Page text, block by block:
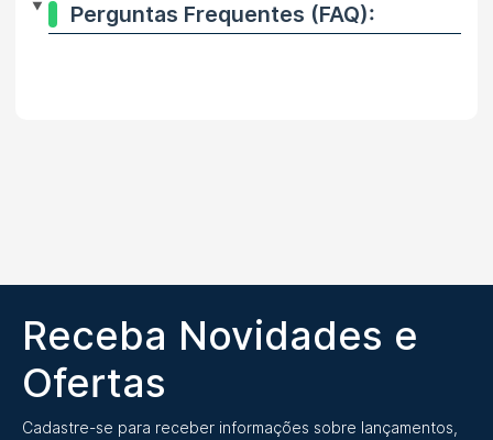
Perguntas Frequentes (FAQ):
Receba Novidades e
Ofertas
Cadastre-se para receber informações sobre lançamentos,